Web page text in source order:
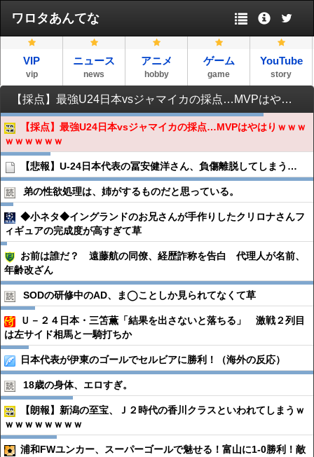
ワロタあんてな
VIP
vip
ニュース
news
アニメ
hobby
ゲーム
game
YouTube
story
【採点】最強U24日本vsジャマイカの採点…MVPはやはりｗｗｗｗｗｗｗｗｗ
【採点】最強U24日本vsジャマイカの採点…MVPはやはりｗｗｗ
ｗｗｗｗｗｗ
【悲報】U-24日本代表の冨安健洋さん、負傷離脱してしまう…
弟の性欲処理は、姉がするものだと思っている。
◆小ネタ◆イングランドのお兄さんが手作りしたクリロナさんフ
ィギュアの完成度が高すぎて草
お前は誰だ？ 遠藤航の同僚、経歴詐称を告白 代理人が名前、
年齢改ざん
SODの研修中のAD、ま◯ことしか見られてなくて草
Ｕ－２４日本・三笘薫「結果を出さないと落ちる」 激戦２列目
は左サイド相馬と一騎打ちか
日本代表が伊東のゴールでセルビアに勝利！（海外の反応）
18歳の身体、エロすぎ。
【朗報】新潟の至宝、Ｊ２時代の香川クラスといわれてしまうｗ
ｗｗｗｗｗｗｗｗ
浦和FWユンカー、スーパーゴールで魅せる！富山に1-0勝利！敵